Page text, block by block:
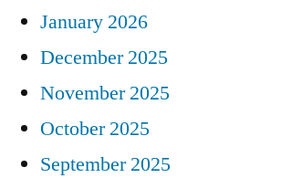
January 2026
December 2025
November 2025
October 2025
September 2025